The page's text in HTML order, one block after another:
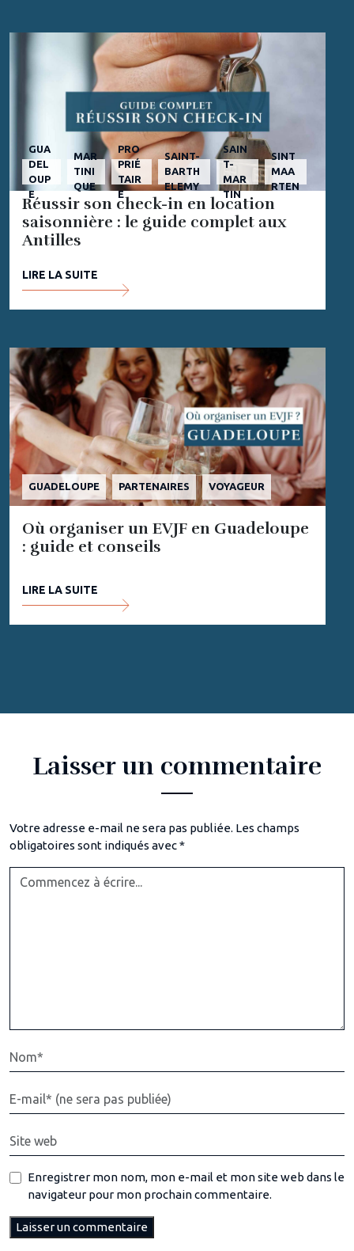
GUA
DEL
OUP
E
MAR
TINI
QUE
PRO
PRIÉ
TAIR
E
SAINT-
BARTH
ELEMY
SAIN
T-
MAR
TIN
SINT
MAA
RTEN
Réussir son check-in en location
saisonnière : le guide complet aux
Antilles
LIRE LA SUITE
GUADELOUPE PARTENAIRES VOYAGEUR
Où organiser un EVJF en Guadeloupe
: guide et conseils
LIRE LA SUITE
Laisser un commentaire
Votre adresse e-mail ne sera pas publiée. Les champs
obligatoires sont indiqués avec*
Enregistrer mon nom, mon e-mail et mon site web dans le
navigateur pour mon prochain commentaire.